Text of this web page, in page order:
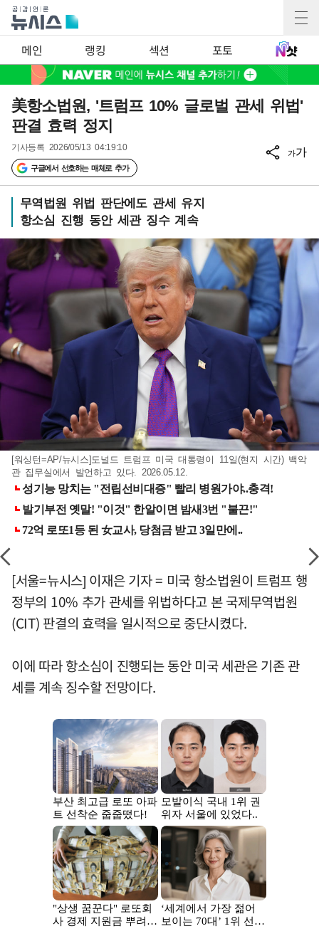
메인 랭킹 섹션 포토
美항소법원, '트럼프 10% 글로벌 관세 위법'
판결 효력 정지
기사등록 2026/05/13 04:19:10
구글에서 선호하는 매체로 추가
가가
무역법원 위법 판단에도 관세 유지
항소심 진행 동안 세관 징수 계속
[워싱턴=AP/뉴시스]도널드 트럼프 미국 대통령이 11일(현지 시간) 백악
관 집무실에서 발언하고 있다. 2026.05.12.
[서울=뉴시스] 이재은 기자 = 미국 항소법원이 트럼프 행
정부의 10% 추가 관세를 위법하다고 본 국제무역법원
(CIT) 판결의 효력을 일시적으로 중단시켰다.
이에 따라 항소심이 진행되는 동안 미국 세관은 기존 관
세를 계속 징수할 전망이다.